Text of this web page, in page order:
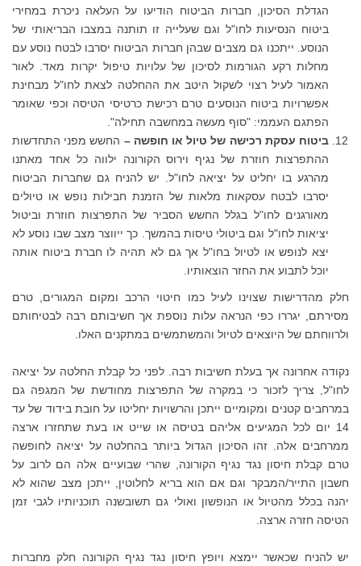
הגדלת הסיכון, חברות הביטוח הודיעו על העלאה ניכרת במחירי
ביטוח הנסיעות לחו"ל וגם שעלייה זו תותנה במצבו הבריאותי של
הנוסע. ייתכנו גם מצבים שבהן חברות הביטוח יסרבו לבטח נוסע עם
מחלות רקע הגורמות לסיכון של עלויות טיפול יקרות מאד. לאור
האמור לעיל רצוי לשקול היטב את ההחלטה לצאת לחו"ל מבחינת
אפשרויות ביטוח הנוסעים טרם רכישת כרטיסי הטיסה וכפי שאומר
הפתגם העממי: "סוף מעשה במחשבה תחילה".
ביטוח עסקת רכישה של טיול או חופשה – החשש מפני התחדשות
ההתפרצות חוזרת של נגיף וירוס הקורונה ילווה כל אחד מאתנו
מהרגע בו יחליט על יציאה לחו"ל. יש להניח גם שחברות הביטוח
יסרבו לבטח עסקאות מלאות של הזמנת חבילות נופש או טיולים
מאורגנים לחו"ל בגלל החשש הסביר של התפרצות חוזרת וביטול
יציאות לחו"ל וגם ביטולי טיסות בהמשך. כך ייווצר מצב שבו נוסע לא
יצא לנופש או לטיול בחו"ל אך גם לא תהיה לו חברת ביטוח אותה
יוכל לתבוע את החזר הוצאותיו.
חלק מהדרישות שצוינו לעיל כמו חיטוי הרכב ומקום המגורים, טרם
מסירתם, יגררו כפי הנראה עלות נוספת אך חשיבותם רבה לבטיחותם
ולרווחתם של היוצאים לטיול והמשתמשים במתקנים האלו.
נקודה אחרונה אך בעלת חשיבות רבה. לפני כל קבלת החלטה על יציאה
לחו"ל, צריך לזכור כי במקרה של התפרצות מחודשת של המגפה גם
במרחבים קטנים ומקומיים ייתכן והרשויות יחליטו על חובת בידוד של עד
14 יום לכל המגיעים אליהם בטיסה או שייט או בעת שתחזרו ארצה
ממרחבים אלה. זהו הסיכון הגדול ביותר בהחלטה על יציאה לחופשה
טרם קבלת חיסון נגד נגיף הקורונה, שהרי שבועיים אלה הם לרוב על
חשבון התייר/המבקר וגם אם הוא בריא לחלוטין, ייתכן מצב שהוא לא
יהנה בכלל מהטיול או הנופשון ואולי גם תשובשנה תוכניותיו לגבי זמן
הטיסה חזרה ארצה.
יש להניח שכאשר יימצא ויופץ חיסון נגד נגיף הקורונה חלק מחברות